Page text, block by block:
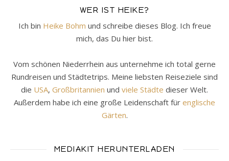
WER IST HEIKE?
Ich bin Heike Bohm und schreibe dieses Blog. Ich freue
mich, das Du hier bist.
Vom schönen Niederrhein aus unternehme ich total gerne
Rundreisen und Städtetrips. Meine liebsten Reiseziele sind
die USA, Großbritannien und viele Städte dieser Welt.
Außerdem habe ich eine große Leidenschaft für englische
Gärten.
MEDIAKIT HERUNTERLADEN